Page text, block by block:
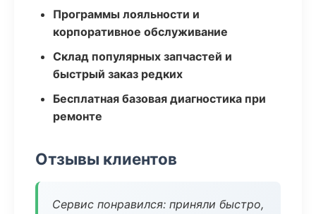
Программы лояльности и
корпоративное обслуживание
Склад популярных запчастей и
быстрый заказ редких
Бесплатная базовая диагностика при
ремонте
Отзывы клиентов
Сервис понравился: приняли быстро,